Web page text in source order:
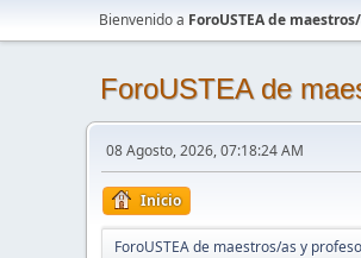
Bienvenido a ForoUSTEA de
ForoUSTEA de
08 Agosto, 2026, 07:18:24 AM
Inicio
ForoUSTEA de maestros/as y